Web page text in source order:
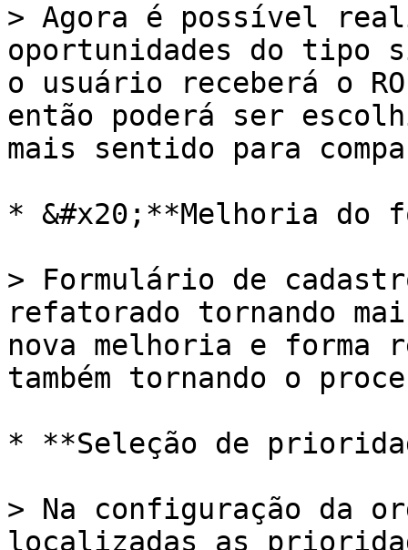
> Agora é possível
oportunidades do tipo
o usuário receberá o
então poderá ser
mais sentido para
* &#x20;**Melhoria do
> Formulário de
refatorado tornando
nova melhoria e forma
também tornando o
* **Seleção de
> Na configuração da
localizadas as